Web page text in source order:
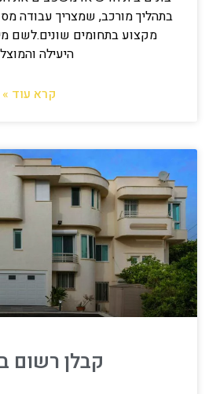
בתהליך מורכב, שמצריך עבודה
מקצוע בתחומים שונים.לשם
היעילה
קרא עוד »
קבלן רשום